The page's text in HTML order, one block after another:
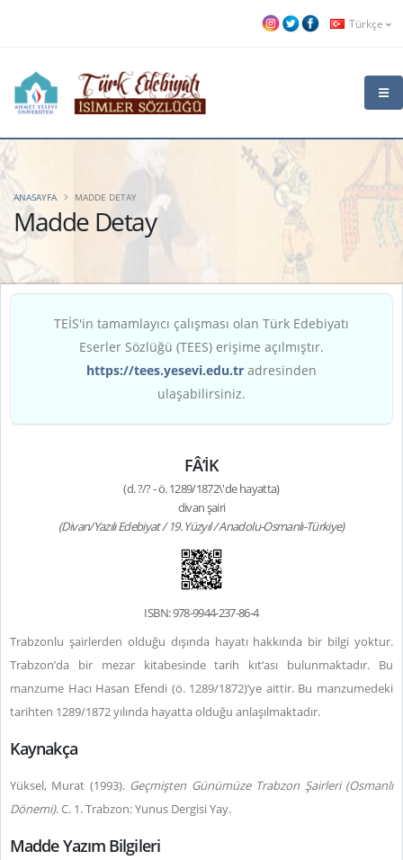
Türkçe
Madde Detay
ANASAYFA MADDE DETAY
TEİS'in tamamlayıcı çalışması olan Türk Edebiyatı
Eserler Sözlüğü (TEES) erişime açılmıştır.
https://tees.yesevi.edu.tr adresinden
ulaşabilirsiniz.
FÂ’İK
(d. ?/? - ö. 1289/1872\'de hayatta)
divan şairi
(Divan/Yazılı Edebiyat / 19. Yüzyıl / Anadolu-Osmanlı-Türkiye)
ISBN: 978-9944-237-86-4
Trabzonlu şairlerden olduğu dışında hayatı hakkında bir bilgi yoktur.
Trabzon’da bir mezar kitabesinde tarih kıt‘ası bulunmaktadır. Bu
manzume Hacı Hasan Efendi (ö. 1289/1872)’ye aittir. Bu manzumedeki
tarihten 1289/1872 yılında hayatta olduğu anlaşılmaktadır.
Kaynakça
Yüksel, Murat (1993). Geçmişten Günümüze Trabzon Şairleri (Osmanlı
Dönemi). C. 1. Trabzon: Yunus Dergisi Yay.
Madde Yazım Bilgileri